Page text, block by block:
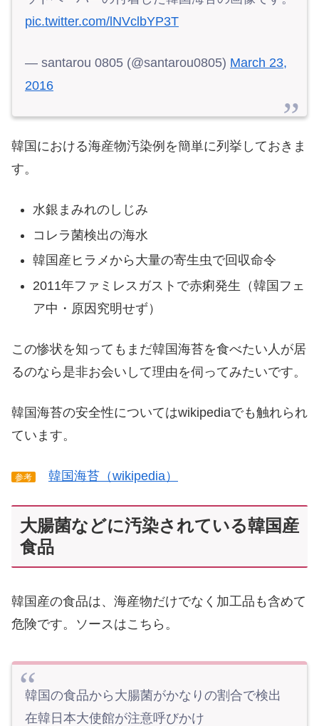
pic.twitter.com/lNVclbYP3T
— santarou 0805 (@santarou0805) March 23,
2016
韓国における海産物汚染例を簡単に列挙しておきま
す。
水銀まみれのしじみ
コレラ菌検出の海水
韓国産ヒラメから大量の寄生虫で回収命令
2011年ファミレスガストで赤痢発生（韓国フェ
ア中・原因究明せず）
この惨状を知ってもまだ韓国海苔を食べたい人が居
るのなら是非お会いして理由を伺ってみたいです。
韓国海苔の安全性についてはwikipediaでも触れられ
ています。
参考 韓国海苔（wikipedia）
大腸菌などに汚染されている韓国産
食品
韓国産の食品は、海産物だけでなく加工品も含めて
危険です。ソースはこちら。
韓国の食品から大腸菌がかなりの割合で検出
在韓日本大使館が注意呼びかけ